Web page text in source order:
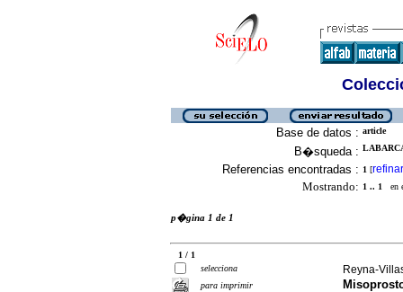
Base de datos : article
B�squeda :
Referencias encontradas : 1 [refinar
Mostrando: 1 .. 1 en
p�gina 1 de 1
1 / 1
selecciona
para imprimir
Reyna-